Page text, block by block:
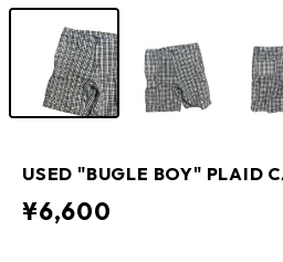
USED "BUGLE BOY" PLAID
¥6,600